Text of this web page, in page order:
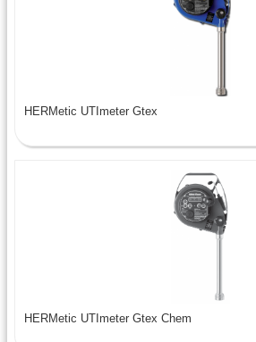
HERMetic UTImeter Gtex
HERMetic UTImeter Gtex Chem